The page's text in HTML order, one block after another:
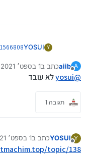
Y
YOSUI
להגדרות
A
מנותק
aiibכתב ב1 בספט׳ 2021, 18:56
נערך לאחרונה על
@
yosuiלא עובד
תגובה 1
Y
מנותק
YOSUIכתב ב1 בספט׳ 2021, 18:59
נערך לאחרונה